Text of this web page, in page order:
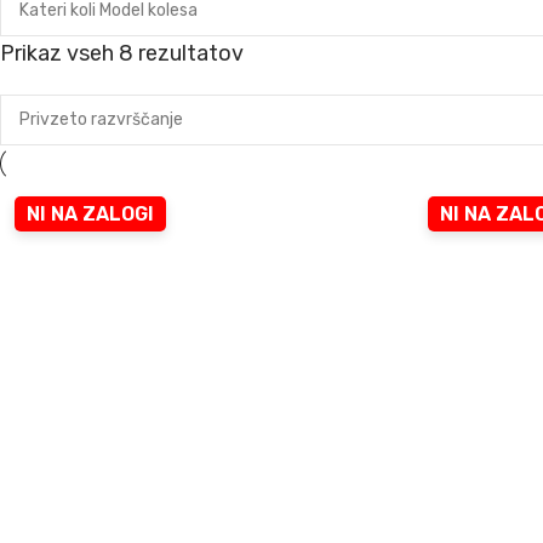
Prikaz vseh 8 rezultatov
NI NA ZALOGI NI NA